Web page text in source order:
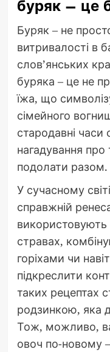
буряк – це
Буряк – не
витривалості в
слов’янських
буряка – це не
їжа, що
сімейного
стародавні
нагадування
подолати разом.
У сучасному
справжній
використовують
стравах,
горіхами чи
підкреслити
таких рецептах
родзинкою, яка
Тож, можливо,
овоч по-новому